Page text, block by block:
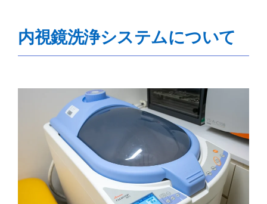
内視鏡洗浄システムについて